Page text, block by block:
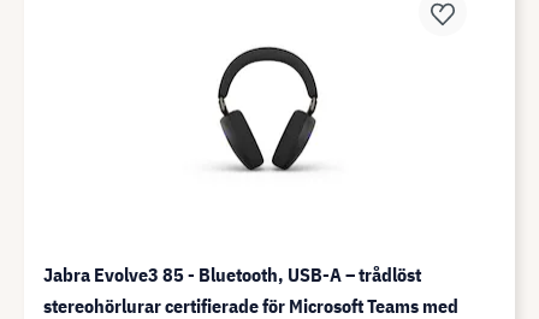
Jabra Evolve3 85 - Bluetooth, USB-A – trådlöst
stereohörlurar certifierade för Microsoft Teams med